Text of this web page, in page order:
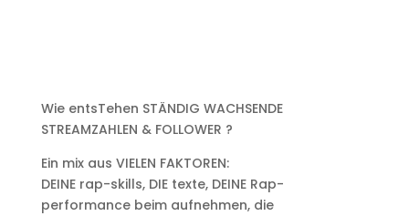
Wie entsTehen STÄNDIG WACHSENDE
STREAMZAHLEN & FOLLOWER ?
Ein mix aus VIELEN FAKTOREN:
DEINE rap-skills, DIE texte, DEINE Rap-
performance beim aufnehmen, die